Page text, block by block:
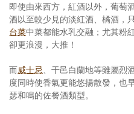
即使由來西方，紅酒以外，葡萄
酒以至較少見的淡紅酒、橘酒，
台菜中菜都能水乳交融；尤其粉
卻更浪漫，大推！
而威士忌、干邑白蘭地等雖屬烈
度同時使香氣更能悠揚散發，也
瑟和鳴的佐餐酒類型。